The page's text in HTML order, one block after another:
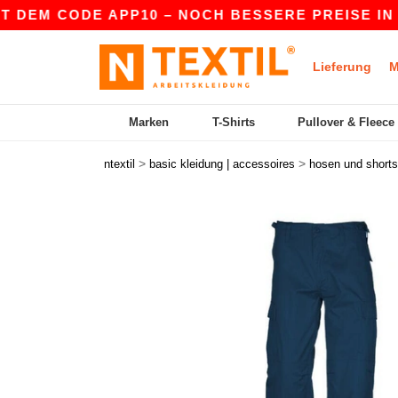
APP10 – NOCH BESSERE PREISE IN DER
Lieferung
Marken T-Shirts Pullover & Fleece
ntextil > basic kleidung | accessoires > hosen und shorts